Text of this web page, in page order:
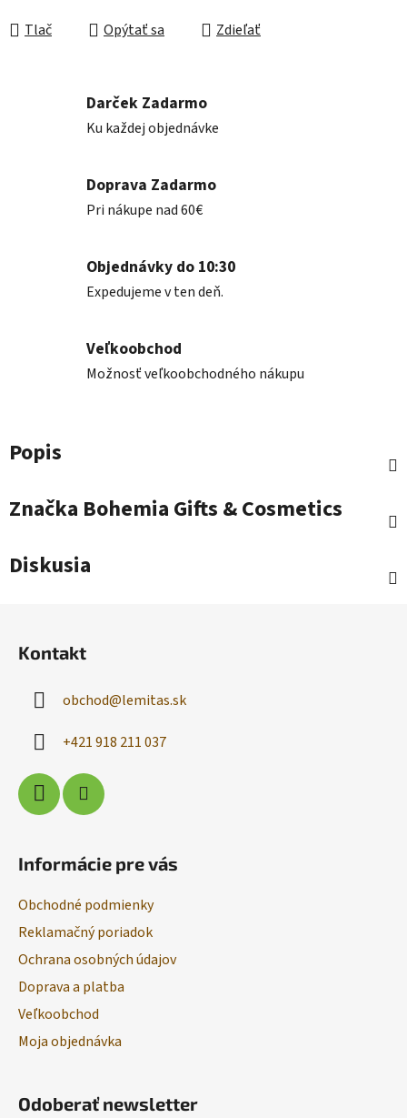
Tlač Opýtať sa Zdieľať
Darček Zadarmo
Ku každej objednávke
Doprava Zadarmo
Pri nákupe nad 60€
Objednávky do 10:30
Expedujeme v ten deň.
Veľkoobchod
Možnosť veľkoobchodného nákupu
Popis
Značka Bohemia Gifts & Cosmetics
Diskusia
Kontakt
obchod@lemitas.sk
+421 918 211 037
Informácie pre vás
Obchodné podmienky
Reklamačný poriadok
Ochrana osobných údajov
Doprava a platba
Veľkoobchod
Moja objednávka
Odoberať newsletter